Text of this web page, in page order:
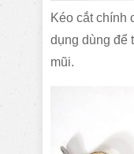
Kéo cắt chính
dụng dùng để
mũi.